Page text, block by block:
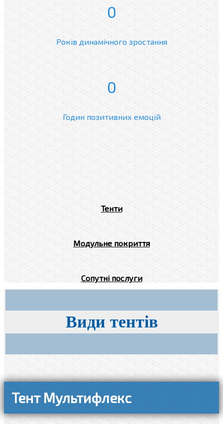
0
Років динамічного зростання
0
Годин позитивних емоцій
Тенти
Модульне покриття
Сопутні послуги
Види тентів
Тент Мультифлекс